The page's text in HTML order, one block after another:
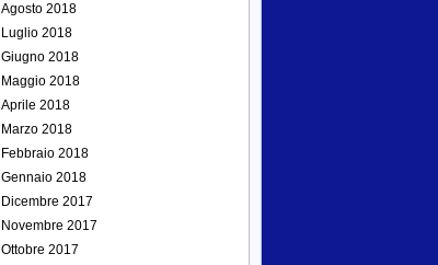
Agosto 2018
Luglio 2018
Giugno 2018
Maggio 2018
Aprile 2018
Marzo 2018
Febbraio 2018
Gennaio 2018
Dicembre 2017
Novembre 2017
Ottobre 2017